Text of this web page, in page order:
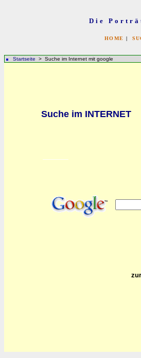
Die
HOME |
Startseite > Suche im Internet mit google
Suche im INTERNET